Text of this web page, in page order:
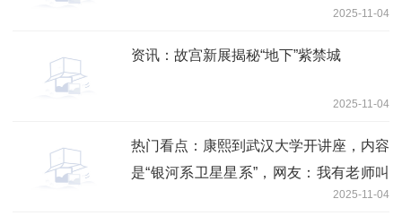
2025-11-04
资讯：故宫新展揭秘“地下”紫禁城
2025-11-04
热门看点：康熙到武汉大学开讲座，内容
是“银河系卫星星系”，网友：我有老师叫
2025-11-04